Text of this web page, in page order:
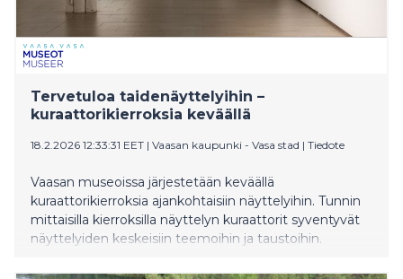
Tervetuloa taidenäyttelyihin –
kuraattorikierroksia keväällä
18.2.2026 12:33:31 EET | Vaasan kaupunki - Vasa stad | Tiedote
Vaasan museoissa järjestetään keväällä
kuraattorikierroksia ajankohtaisiin näyttelyihin. Tunnin
mittaisilla kierroksilla näyttelyn kuraattorit syventyvät
näyttelyiden keskeisiin teemoihin ja taustoihin.